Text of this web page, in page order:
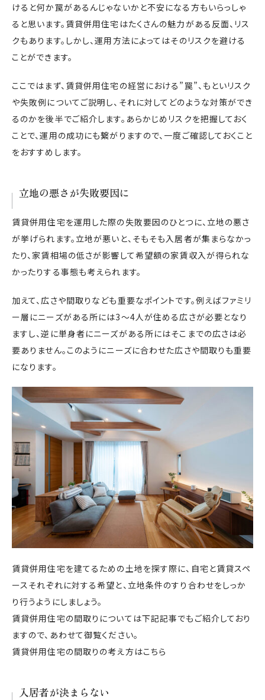
けると何か罠があるんじゃないかと不安になる方もいらっしゃ
ると思います。賃貸併用住宅はたくさんの魅力がある反面、リス
クもあります。しかし、運用方法によってはそのリスクを避ける
ことができます。
ここではまず、賃貸併用住宅の経営における”罠”、もといリスク
や失敗例についてご説明し、それに対してどのような対策ができ
るのかを後半でご紹介します。あらかじめリスクを把握しておく
ことで、運用の成功にも繋がりますので、一度ご確認しておくこと
をおすすめします。
立地の悪さが失敗要因に
賃貸併用住宅を運用した際の失敗要因のひとつに、立地の悪さ
が挙げられます。立地が悪いと、そもそも入居者が集まらなかっ
たり、家賃相場の低さが影響して希望額の家賃収入が得られな
かったりする事態も考えられます。
加えて、広さや間取りなども重要なポイントです。例えばファミリ
ー層にニーズがある所には3〜4人が住める広さが必要となり
ますし、逆に単身者にニーズがある所にはそこまでの広さは必
要ありません。このようにニーズに合わせた広さや間取りも重要
になります。
賃貸併用住宅を建てるための土地を探す際に、自宅と賃貸スペ
ースそれぞれに対する希望と、立地条件のすり合わせをしっか
り行うようにしましょう。
賃貸併用住宅の間取りについては下記記事でもご紹介しており
ますので、あわせて御覧ください。
賃貸併用住宅の間取りの考え方はこちら
入居者が決まらない